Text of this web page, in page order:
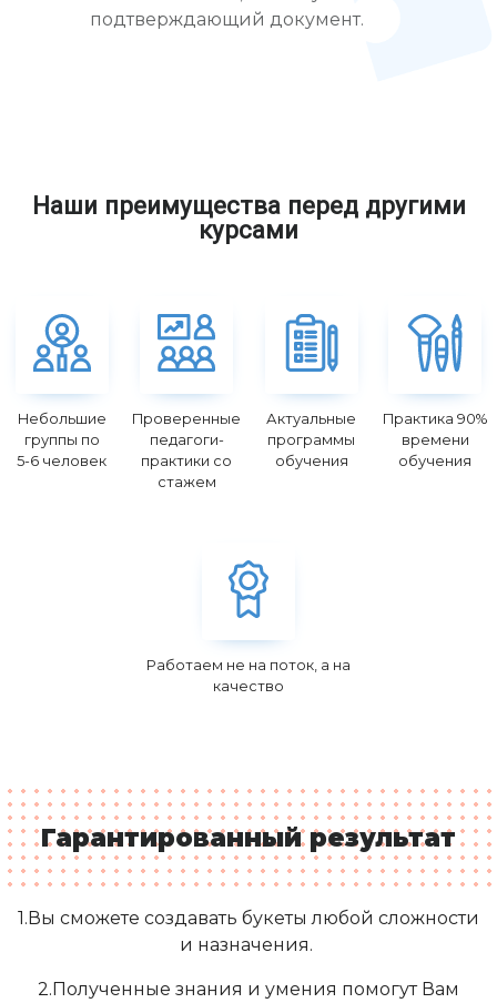
подтверждающий документ.
Наши преимущества перед другими
курсами
Небольшие
группы по
5-6 человек
Проверенные
педагоги-
практики со
стажем
Актуальные
программы
обучения
Практика 90%
времени
обучения
Работаем не на поток, а на
качество
Гарантированный результат
1.Вы сможете создавать букеты любой сложности
и назначения.
2.Полученные знания и умения помогут Вам